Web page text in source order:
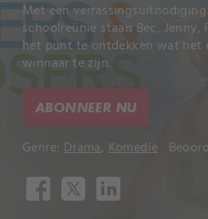
Met een
schoolreünie staan Bec, Jenny,
het punt te ontdekken wat het
winnaar te zijn.
ABONNEER NU
Genre: Drama, Komedie